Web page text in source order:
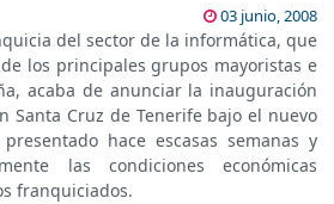
03 junio, 2008
del sector de la informática, que
los principales grupos mayoristas e
acaba de anunciar la inauguración
Santa Cruz de Tenerife bajo el nuevo
hace escasas semanas y
las condiciones económicas
franquiciados.